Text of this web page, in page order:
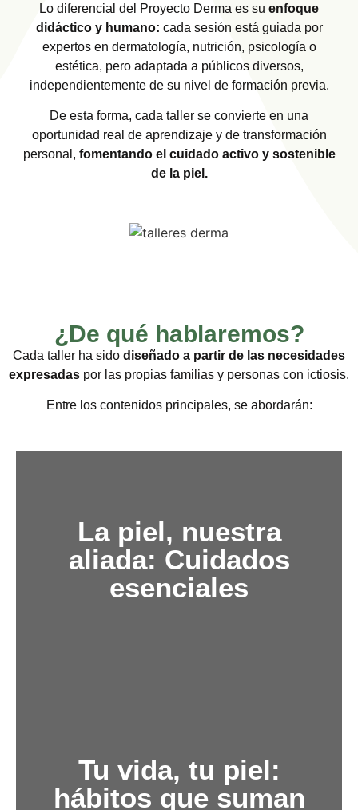
Lo diferencial del Proyecto Derma es su enfoque
didáctico y humano: cada sesión está guiada por
expertos en dermatología, nutrición, psicología o
estética, pero adaptada a públicos diversos,
independientemente de su nivel de formación previa.
De esta forma, cada taller se convierte en una
oportunidad real de aprendizaje y de transformación
personal, fomentando el cuidado activo y sostenible
de la piel.
¿De qué hablaremos?
Cada taller ha sido diseñado a partir de las necesidades
expresadas por las propias familias y personas con ictiosis.
Entre los contenidos principales, se abordarán:
La piel, nuestra
aliada: Cuidados
esenciales
Para que el cuidado no sea algo intermitente, sino
un hábito amable y constante a lo largo de todas
las etapas de la vida.
Tu vida, tu piel:
hábitos que suman